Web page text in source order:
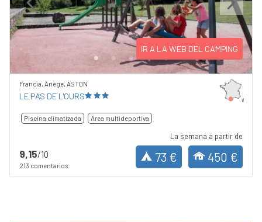
Previous Next
IR A LA WEB DEL CAMPING
Francia, Ariège, ASTON
LE PAS DE L'OURS
Piscina climatizada Area multideportiva
9,15/10
213 comentarios
La semana a partir de
73 € 450 €